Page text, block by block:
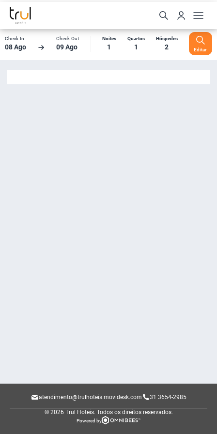
Check-In
08 Ago
Check-Out
09 Ago
Noites
1
Quartos
1
Hóspedes
2 Editar
atendimento@trulhoteis.movidesk.com 31 3654-2985
© 2026 Trul Hoteis. Todos os direitos reservados.
Powered by